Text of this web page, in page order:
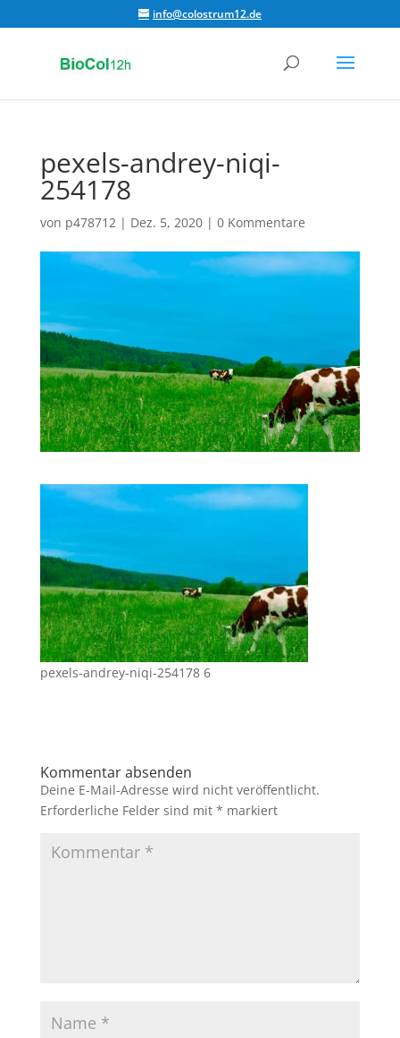
info@colostrum12.de
pexels-andrey-niqi-
254178
von p478712| Dez. 5, 2020| 0 Kommentare
pexels-andrey-niqi-254178 6
Kommentar absenden
Deine E-Mail-Adresse wird nicht veröffentlicht.
Erforderliche Felder sind mit * markiert